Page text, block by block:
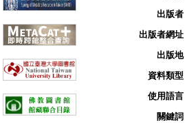
出版者
出版者網址
出版地
資料類型
使用語言
關鍵詞